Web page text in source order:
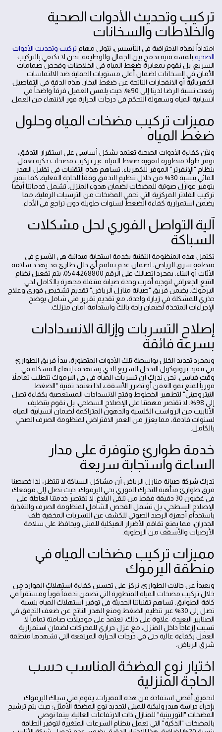
تركيب وتحديث الأدوات الصحية
والخلاطات والسخانات
امتداداً لهذه الاحترافية في التأسيس، نتولى مهام تركيب وتحديث الأدوات
الصحية بلمسة فنية تدمج بين الجمال والوظيفة. نحن لا نكتفي بالتركيب
السريع، بل نقوم بمعايرة ضغط المياه في الخلاطات وفحص صمامات
الأمان في السخانات لضمان أعلى مستويات الحماية ضد الالتماسات
الكهربائية أو الانفجارات الناتجة عن ضغط البخار. هذه الدقة في التفاصيل
رفعت نسبة الرضا لدينا إلى 90%، حيث يلمس العميل فرقاً واضحاً في
انسيابية المياه وسهولة التحكم في درجات الحرارة فور الانتهاء من العمل.
مميزات تركيب مضخات المياه وحلول
ضغط المياه
ولأن كفاءة الأدوات الصحية تعتمد بشكل أساسي على استقرار التدفق،
نوفر حلولاً متطورة لتقوية ضغط المياه عبر تركيب مضخات ذكية تعمل
بنظام "الإنفرتر" الموفر للكهرباء. تساهم هذه التقنيات في تقليل الهدر
المائي بنسبة 30% من خلال تنظيم التدفق وفقاً للحاجة الفعلية، كما نتميز
بتوفير عوازل صوتية للمضخات لضمان هدوء المنزل. تشمل خدماتنا أيضاً
تركيب الفلاتر المركزية التي تحمي المضخات من الترسبات الرملية، مما
يضمن استمرارية كفاءة الضغط لسنوات طويلة دون تراجع في الأداء.
آلية التواصل الفوري لحل مشكلات
السباكة
تكتمل هذه المنظومة التقنية بخدمة استجابة ميدانية هي الأسرع في
منطقة شرق الرياض، لضمان عدم تفاقم أي خلل طارئ قد يهدد سلامة
الأثاث أو البناء. بمجرد اتصالك على الرقم 0544268800، يتم تفعيل نظام
التتبع الجغرافي لتوجيه أقرب وحدة صيانة متنقلة مجهزة بالكامل لحي
اليرموك. يضمن فريق "صيانة منازل الرياض" تقديم تشخيص فوري وعلاج
جذري للمشكلة في زيارة واحدة، مع تقديم تقرير فني شامل يوضح
الإجراءات المتخذة لضمان راحة بالك واستدامة أمان منزلك.
إصلاح التسربات وإزالة الانسدادات
بسرعة فائقة
وبمجرد تحديد الخلل بواسطة تلك الأدوات المتطورة، يبدأ فريق الطوارئ
في تنفيذ بروتوكول التدخل السريع الذي يستهدف إنهاء المشكلة في
وقت قياسي. نحن ندرك أن تسربات المياه في حي اليرموك تتطلب تعاملاً
فورياً لمنع نمو العفن أو تضرر الأسقف، لذا نعتمد تقنية "الضغط
النيتروجيني" لتطهير الخطوط وفتح الانسدادات المستعصية بكفاءة تصل
إلى 98%. لا تقتصر مهمتنا على الإصلاح السطحي، بل نقوم بتنظيف
الأنابيب من الرواسب الكلسية والدهون المتراكمة لضمان انسيابية المياه
لسنوات قادمة، مما يعزز من العمر الافتراضي لمنظومة الصرف الصحي
بالكامل.
خدمة طوارئ متوفرة على مدار
الساعة واستجابة سريعة
تدرك شركة صيانة منازل الرياض أن مشاكل السباكة لا تنتظر، لذا خصصنا
فرق طوارئ متأهبة للتحرك الفوري بحي اليرموك، حيث نصل إلى موقعك
في غضون 30 دقيقة فقط من تلقي البلاغ. لا تقتصر خدمتنا العاجلة على
الإصلاح السطحي، بل تشمل الفحص الشامل لمنظومة الصرف والتغذية
باستخدام أجهزة الرصد الصوتي للكشف عن التسربات المخفية خلف
الجدران، مما يمنع تفاقم الأضرار الهيكلية للمبنى ويحافظ على سلامة
الأرضيات والأسقف من الرطوبة.
مميزات تركيب مضخات المياه في
منطقة اليرموك
وبعيداً عن حالات الطوارئ، نركز على تحسين كفاءة استهلاك الموارد من
خلال تركيب مضخات المياه المتطورة التي تضمن تدفقاً قوياً ومستقراً في
كافة الطوابق. تساهم تقنياتنا الحديثة في توفير استهلاك المياه بنسبة
تصل إلى 30% عبر تنظيم الضغط ومنع الهدر الناتج عن ضعف التدفق في
الصنابير البعيدة. علاوة على ذلك، نعتمد على موديلات صامتة تماماً لا
تسبب إزعاجاً داخل المنزل، مع عزل حراري للمحركات لضمان استمرارية
العمل بكفاءة عالية حتى في درجات الحرارة المرتفعة التي تشهدها منطقة
شرق الرياض.
اختيار نوع المضخة المناسب حسب
الحاجة المنزلية
لتحقيق أقصى استفادة من هذه المميزات، يقوم فني سباك اليرموك
بإجراء دراسة هيدروليكية للمبنى لتحديد نوع المضخة الأمثل؛ حيث يتم ترشيح
المضخات "التوربينية" للمنازل ذات الارتفاعات العالية، بينما نوصي
بالمضخات "الذكية" التي تعمل بنظام السرعات المتغيرة لتوفير الطاقة